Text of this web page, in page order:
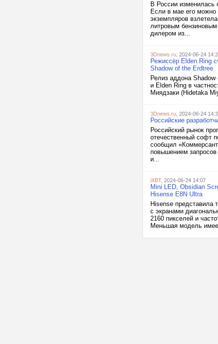
В России изменилась
Если в мае его можно
экземпляров
литровым
дилером из...
3Dnews.ru , 2024-06-24
Режиссёр Elden Ring
Shadow of the Erdtree
Релиз аддона
и Elden Ring в
Миядзаки (Hidetaka
3Dnews.ru , 2024-06-24
Российские
Российский рынок
отечественный софт
сообщил
повышением запросов
и...
iXBT, 2024-06-24 14:07
Mini LED, Obsidian
Hisense E8N Ultra
Hisense представила
с экранами
2160 пикселей и
Меньшая модель